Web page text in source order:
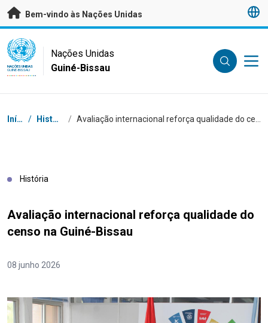
Saltar para conteúdo principal
Bem-vindo às Nações Unidas
UN Logo
NAÇÕES UNIDAS
GUINÉ-BISSAU
Nações Unidas
Guiné-Bissau
Breadcrumb
Início / Histórias /
História
Avaliação internacional reforça qualidade do
censo na Guiné-Bissau
08 junho 2026